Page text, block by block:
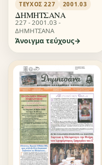
ΤΕΎΧΟΣ 227 2001.03
ΔΗΜΗΤΣΑΝΑ
227 - 2001.03 -
ΔΗΜΗΤΣΑΝΑ
Άνοιγμα τεύχους